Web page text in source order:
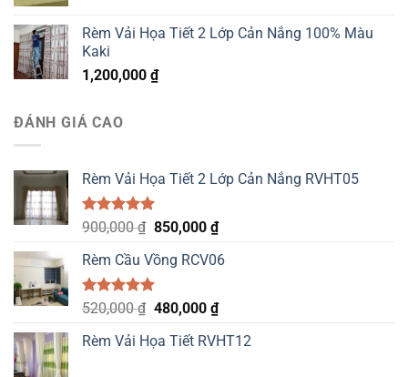
Rèm Vải Họa Tiết 2 Lớp Cản Nắng 100% Màu
Kaki
1,200,000 ₫
ĐÁNH GIÁ CAO
Rèm Vải Họa Tiết 2 Lớp Cản Nắng RVHT05
Được xếp
5.00
5 sao
900,000₫ Original
was:
900,000 ₫.
850,000 ₫Current
is:
Rèm Cầu Vồng RCV06
Được xếp
5.00
5 sao
520,000₫ Original
was:
480,000 ₫Current
is:
Rèm Vải Họa Tiết RVHT12